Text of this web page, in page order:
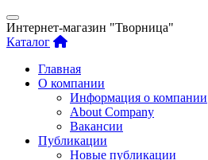
Интернет-магазин "Творница"
Каталог
Главная
О компании
Информация о компании
About Company
Вакансии
Публикации
Новые публикации